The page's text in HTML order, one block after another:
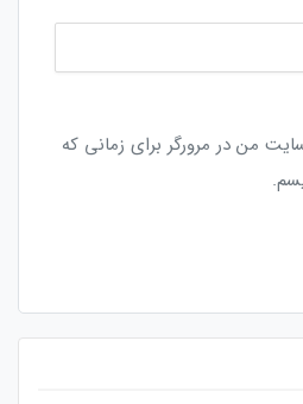
من در مرورگر برای زمانی که